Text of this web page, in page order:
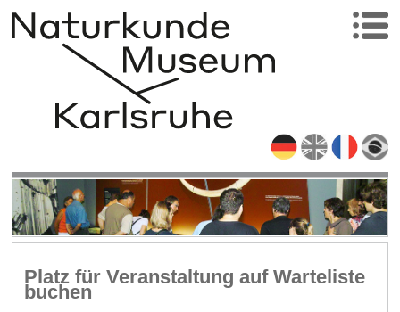
Platz für Veranstaltung auf Warteliste
buchen